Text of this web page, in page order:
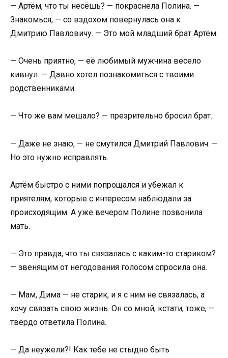
— Артём, что ты несёшь? — покраснела Полина. —
Знакомься, — со вздохом повернулась она к
Дмитрию Павловичу. — Это мой младший брат Артём.
— Очень приятно, — её любимый мужчина весело
кивнул. — Давно хотел познакомиться с твоими
родственниками.
— Что же вам мешало? — презрительно бросил брат.
— Даже не знаю, — не смутился Дмитрий Павлович. —
Но это нужно исправлять.
Артём быстро с ними попрощался и убежал к
приятелям, которые с интересом наблюдали за
происходящим. А уже вечером Полине позвонила
мать.
— Это правда, что ты связалась с каким-то стариком?
— звенящим от негодования голосом спросила она.
— Мам, Дима — не старик, и я с ним не связалась, а
хочу связать свою жизнь. Он со мной, кстати, тоже, —
твёрдо ответила Полина.
— Да неужели?! Как тебе не стыдно быть